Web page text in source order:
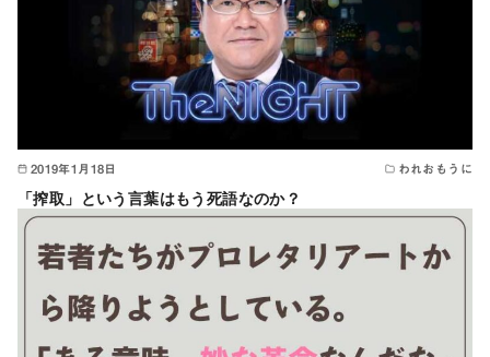
2019年1月18日 われおもうに
「搾取」という言葉はもう死語なのか？